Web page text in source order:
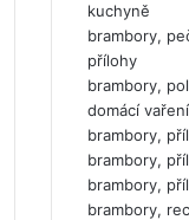
kuchyně
brambory,
přílohy
brambory,
domácí vaření
brambory,
brambory,
brambory,
brambory,